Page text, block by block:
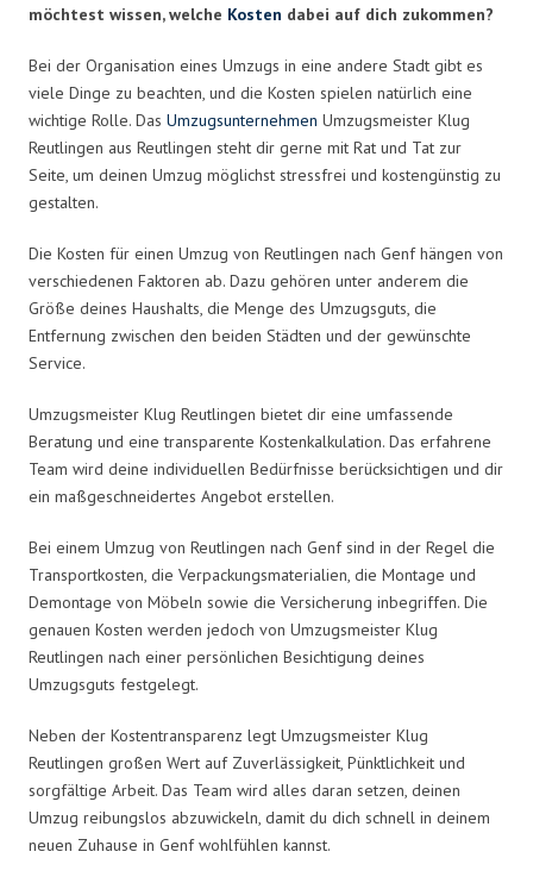
möchtest wissen, welche Kosten dabei auf dich zukommen?
Bei der Organisation eines Umzugs in eine andere Stadt gibt es
viele Dinge zu beachten, und die Kosten spielen natürlich eine
wichtige Rolle. Das Umzugsunternehmen Umzugsmeister Klug
Reutlingen aus Reutlingen steht dir gerne mit Rat und Tat zur
Seite, um deinen Umzug möglichst stressfrei und kostengünstig zu
gestalten.
Die Kosten für einen Umzug von Reutlingen nach Genf hängen von
verschiedenen Faktoren ab. Dazu gehören unter anderem die
Größe deines Haushalts, die Menge des Umzugsguts, die
Entfernung zwischen den beiden Städten und der gewünschte
Service.
Umzugsmeister Klug Reutlingen bietet dir eine umfassende
Beratung und eine transparente Kostenkalkulation. Das erfahrene
Team wird deine individuellen Bedürfnisse berücksichtigen und dir
ein maßgeschneidertes Angebot erstellen.
Bei einem Umzug von Reutlingen nach Genf sind in der Regel die
Transportkosten, die Verpackungsmaterialien, die Montage und
Demontage von Möbeln sowie die Versicherung inbegriffen. Die
genauen Kosten werden jedoch von Umzugsmeister Klug
Reutlingen nach einer persönlichen Besichtigung deines
Umzugsguts festgelegt.
Neben der Kostentransparenz legt Umzugsmeister Klug
Reutlingen großen Wert auf Zuverlässigkeit, Pünktlichkeit und
sorgfältige Arbeit. Das Team wird alles daran setzen, deinen
Umzug reibungslos abzuwickeln, damit du dich schnell in deinem
neuen Zuhause in Genf wohlfühlen kannst.